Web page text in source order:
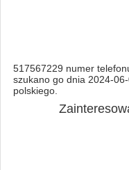
517567229 numer
szukano go dnia 2024-
polskiego.